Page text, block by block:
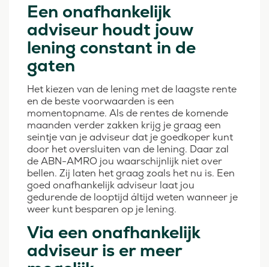
Een onafhankelijk
adviseur houdt jouw
lening constant in de
gaten
Het kiezen van de lening met de laagste rente
en de beste voorwaarden is een
momentopname. Als de rentes de komende
maanden verder zakken krijg je graag een
seintje van je adviseur dat je goedkoper kunt
door het oversluiten van de lening. Daar zal
de ABN-AMRO jou waarschijnlijk niet over
bellen. Zij laten het graag zoals het nu is. Een
goed onafhankelijk adviseur laat jou
gedurende de looptijd áltijd weten wanneer je
weer kunt besparen op je lening.
Via een onafhankelijk
adviseur is er meer